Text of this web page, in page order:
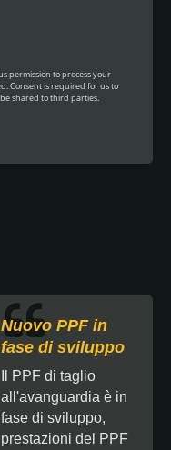
Nuovo PPF in
fase di sviluppo
Il PPF di taglio
all'avanguardia è in
fase di sviluppo,
prestazioni del PPF